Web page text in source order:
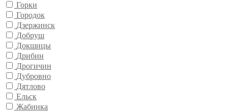
Горки
Городок
Дзержинск
Добруш
Докшицы
Дрибин
Дрогичин
Дубровно
Дятлово
Ельск
Жабинка